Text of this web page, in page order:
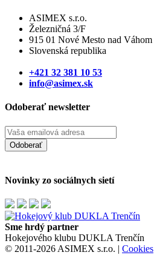
ASIMEX s.r.o.
Železničná 3/F
915 01 Nové Mesto nad Váhom
Slovenská republika
+421 32 381 10 53
info@asimex.sk
Odoberať newsletter
Odoberať
Novinky zo sociálnych sietí
Sme hrdý partner
Hokejového klubu DUKLA Trenčín
© 2011-2026 ASIMEX s.r.o. | Cookies